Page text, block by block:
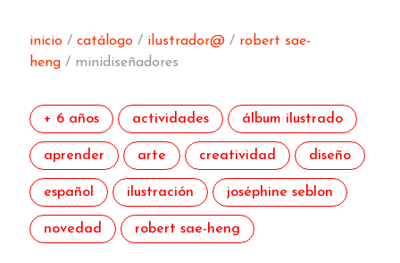
inicio /catálogo / ilustrador@ / robert sae-
heng / minidiseñadores
+ 6 años actividades álbum ilustrado
aprender arte creatividad diseño
español ilustración joséphine seblon
novedad robert sae-heng